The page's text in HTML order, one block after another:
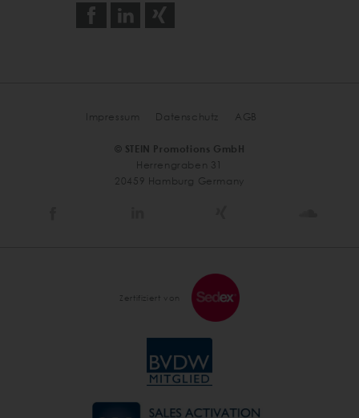
Auf
Auf
Impressum Datenschutz AGB
© STEIN Promotions GmbH
Herrengraben 31
20459 Hamburg Germany
Zertifiziert von